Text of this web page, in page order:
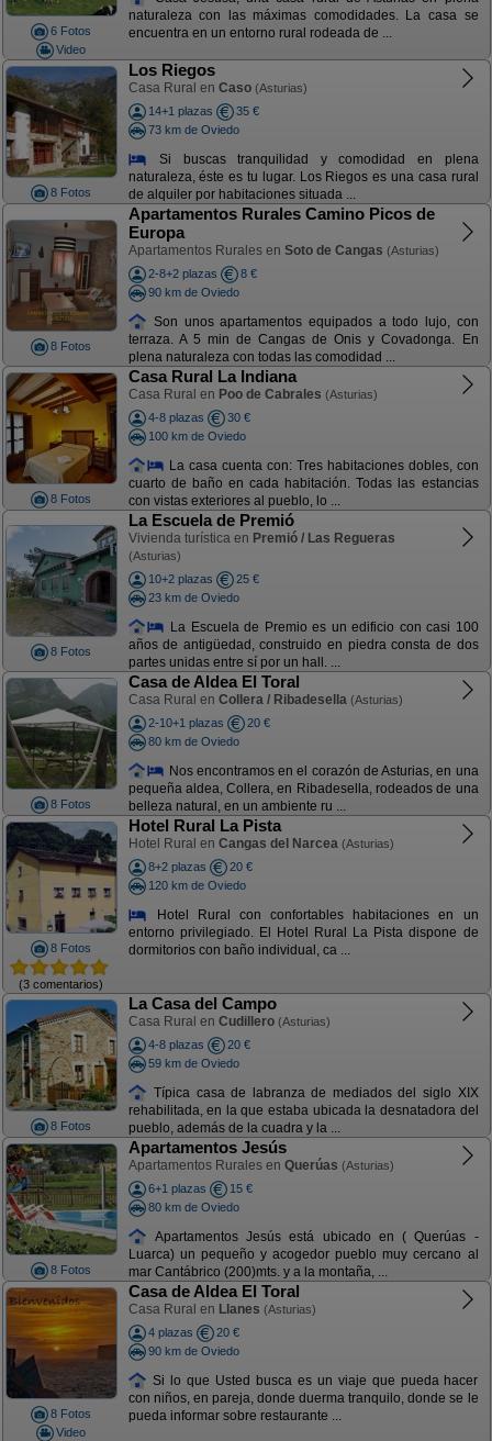
6 Fotos
Video
naturaleza con las máximas comodidades. La casa se
encuentra en un entorno rural rodeada de ...
8 Fotos
Los Riegos
Casa Rural en Caso (Asturias)
14+1 plazas
35 €
73 km de Oviedo
Si buscas tranquilidad y comodidad en plena
naturaleza, éste es tu lugar. Los Riegos es una casa rural
de alquiler por habitaciones situada ...
8 Fotos
Apartamentos Rurales Camino Picos de
Europa
Apartamentos Rurales en Soto de Cangas (Asturias)
2-8+2 plazas
8 €
90 km de Oviedo
Son unos apartamentos equipados a todo lujo, con
terraza. A 5 min de Cangas de Onis y Covadonga. En
plena naturaleza con todas las comodidad ...
8 Fotos
Casa Rural La Indiana
Casa Rural en Poo de Cabrales (Asturias)
4-8 plazas
30 €
100 km de Oviedo
La casa cuenta con: Tres habitaciones dobles, con
cuarto de baño en cada habitación. Todas las estancias
con vistas exteriores al pueblo, lo ...
8 Fotos
La Escuela de Premió
Vivienda turística en Premió / Las Regueras
(Asturias)
10+2 plazas
25 €
23 km de Oviedo
La Escuela de Premio es un edificio con casi 100
años de antigüedad, construido en piedra consta de dos
partes unidas entre sí por un hall. ...
8 Fotos
Casa de Aldea El Toral
Casa Rural en Collera / Ribadesella (Asturias)
2-10+1 plazas
20 €
80 km de Oviedo
Nos encontramos en el corazón de Asturias, en una
pequeña aldea, Collera, en Ribadesella, rodeados de una
belleza natural, en un ambiente ru ...
8 Fotos
(3 comentarios)
Hotel Rural La Pista
Hotel Rural en Cangas del Narcea (Asturias)
8+2 plazas
20 €
120 km de Oviedo
Hotel Rural con confortables habitaciones en un
entorno privilegiado. El Hotel Rural La Pista dispone de
dormitorios con baño individual, ca ...
8 Fotos
La Casa del Campo
Casa Rural en Cudillero (Asturias)
4-8 plazas
20 €
59 km de Oviedo
Típica casa de labranza de mediados del siglo XIX
rehabilitada, en la que estaba ubicada la desnatadora del
pueblo, además de la cuadra y la ...
8 Fotos
Apartamentos Jesús
Apartamentos Rurales en Querúas (Asturias)
6+1 plazas
15 €
80 km de Oviedo
Apartamentos Jesús está ubicado en ( Querúas -
Luarca) un pequeño y acogedor pueblo muy cercano al
mar Cantábrico (200)mts. y a la montaña, ...
8 Fotos
Video
Casa de Aldea El Toral
Casa Rural en Llanes (Asturias)
4 plazas
20 €
90 km de Oviedo
Si lo que Usted busca es un viaje que pueda hacer
con niños, en pareja, donde duerma tranquilo, donde se le
pueda informar sobre restaurante ...